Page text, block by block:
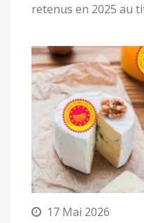
retenus en 2025 au
17 Mai 2026